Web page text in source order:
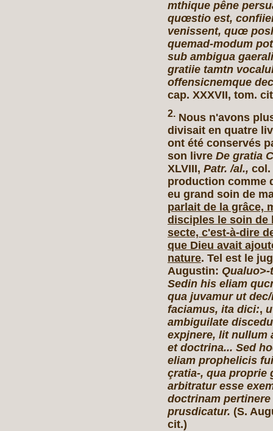
mthique pêne
quœstio est,
venissent, quœ
quemad-modum
sub ambigua
gratiie tamtn
offensicnemque
cap. XXXVII, tom.
2. Nous n'avons
divisait en quatre
ont été conservés
son livre De gratia
XLVIII, Patr. /al., col.
production comme
eu grand soin de
parlait de la grâce,
disciples le soin de
secte, c'est-à-dire
que Dieu avait
nature. Tel est le
Augustin:
Sedin his eliam
qua juvamur ut
faciamus, ita dici:,
ambiguilate
expjnere, lit nullum
et doctrina... Sed
eliam prophelicis
çratia-, qua proprie
arbitratur esse
doctrinam
prusdicatur. (S.
cit.)